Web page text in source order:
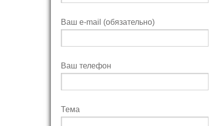
Ваш e-mail (обязательно)
Ваш телефон
Тема